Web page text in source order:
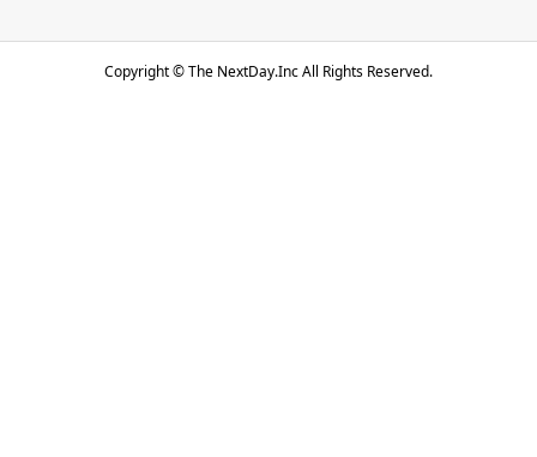
Copyright ©The NextDay.Inc All Rights Reserved.